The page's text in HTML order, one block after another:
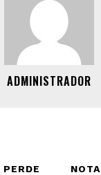
ADMINISTRADOR